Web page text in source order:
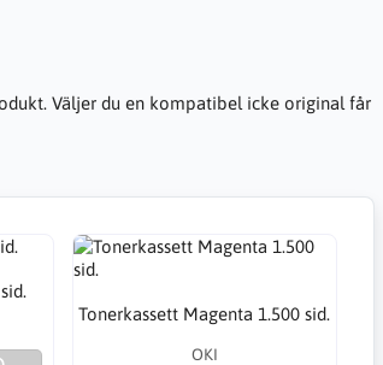
Väljer du en kompatibel icke original får
Tonerkassett Magenta 1.500 sid.
OKI